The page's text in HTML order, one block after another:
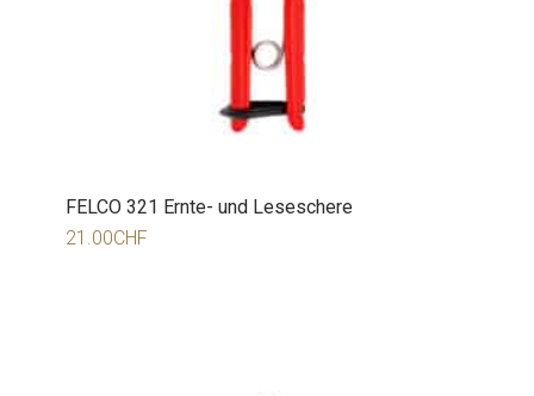
FELCO 321 Ernte- und Leseschere
21.00CHF